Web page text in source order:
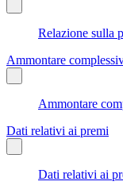
Relazione sulla
Ammontare
Ammontare
Dati relativi ai premi
Dati relativi ai